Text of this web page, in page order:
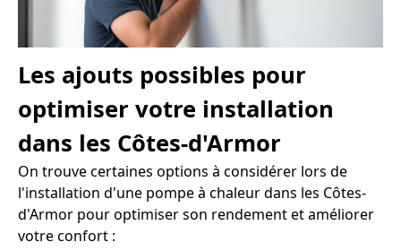
Les ajouts possibles pour
optimiser votre installation
dans les Côtes-d'Armor
On trouve certaines options à considérer lors de
l'installation d'une pompe à chaleur dans les Côtes-
d'Armor pour optimiser son rendement et améliorer
votre confort :